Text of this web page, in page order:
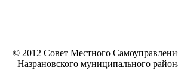
© 2012 Совет Местного
Назрановского муниципального